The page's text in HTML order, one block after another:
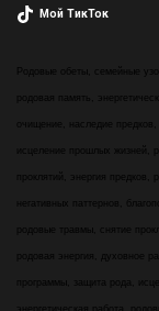
Мой ТикТок
Родовые обеты, семейные
родовая память,
очищение, наследие
исцеление прошлых жизней,
проклятий, энергия
негативных паттернов,
родовые травмы, снятие
родовая энергия, духовное
программы, защита рода,
энергетическая работа,